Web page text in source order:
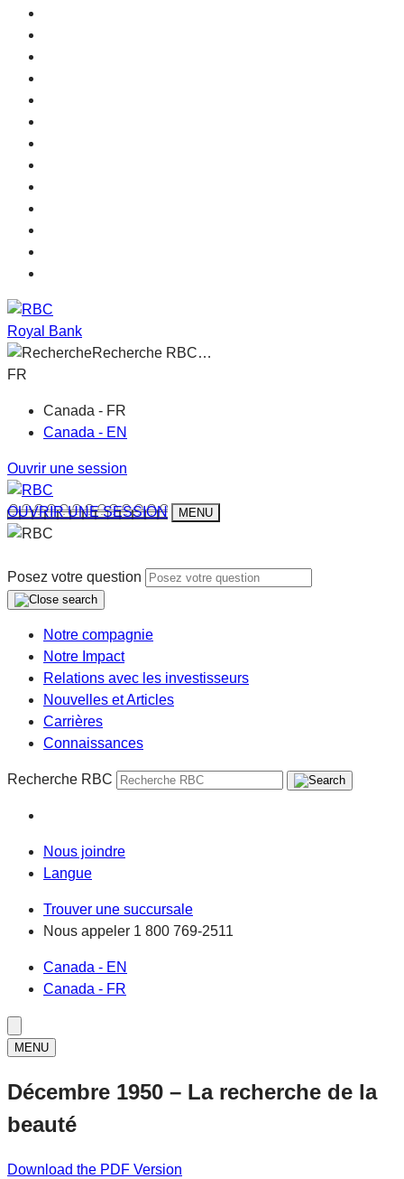
Royal Bank
Recherche RBC…
FR
Canada - FR
Canada - EN
Ouvrir une session
OUVRIR UNE SESSION MENU
Posez votre question
Notre compagnie
Notre Impact
Relations avec les investisseurs
Nouvelles et Articles
Carrières
Connaissances
Recherche RBC
Nous joindre
Langue
Trouver une succursale
Nous appeler 1 800 769-2511
Canada - EN
Canada - FR
MENU
Décembre 1950 – La recherche de la
beauté
Download the PDF Version